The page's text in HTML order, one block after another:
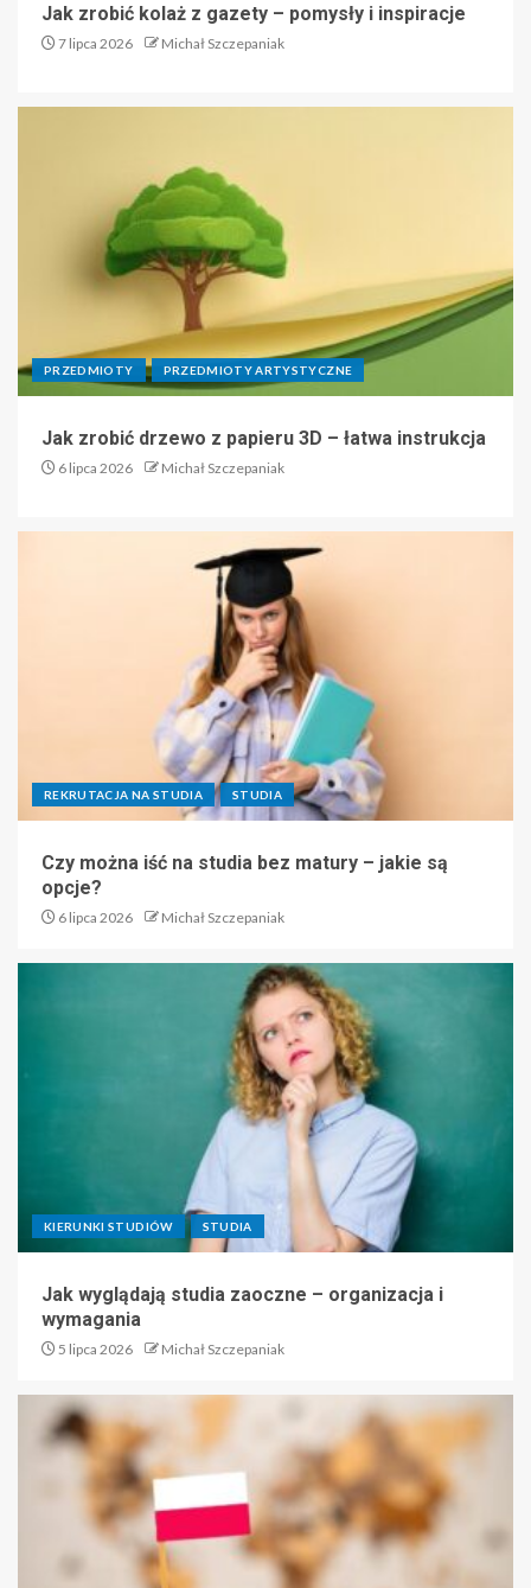
Jak zrobić kolaż z gazety – pomysły i inspiracje
7 lipca 2026 Michał Szczepaniak
PRZEDMIOTY PRZEDMIOTY ARTYSTYCZNE
Jak zrobić drzewo z papieru 3D – łatwa instrukcja
6 lipca 2026 Michał Szczepaniak
REKRUTACJA NA STUDIA STUDIA
Czy można iść na studia bez matury – jakie są
opcje?
6 lipca 2026 Michał Szczepaniak
KIERUNKI STUDIÓW STUDIA
Jak wyglądają studia zaoczne – organizacja i
wymagania
5 lipca 2026 Michał Szczepaniak